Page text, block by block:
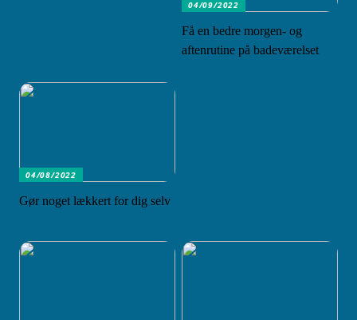
04/09/2022
Få en bedre morgen- og
aftenrutine på badeværelset
04/08/2022
Gør noget lækkert for dig selv